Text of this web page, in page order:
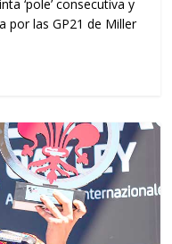
‘pole’ consecutiva y
por las GP21 de Miller